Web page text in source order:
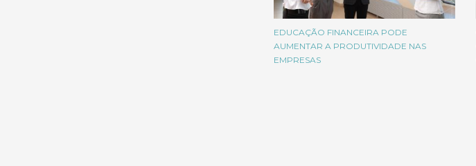
EDUCAÇÃO FINANCEIRA PODE
AUMENTAR A PRODUTIVIDADE NAS
EMPRESAS